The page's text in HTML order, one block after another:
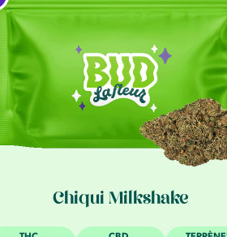
Chiqui Milkshake